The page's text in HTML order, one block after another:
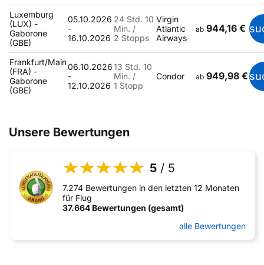
Luxemburg
(LUX) -
Gaborone
(GBE)
05.10.2026
-
16.10.2026
24 Std. 10
Min. /
2 Stopps
Virgin
Atlantic
Airways
ab 944,16 €
Frankfurt/Main
(FRA) -
Gaborone
(GBE)
06.10.2026
-
12.10.2026
13 Std. 10
Min. /
1 Stopp
Condor ab 949,98 €
Unsere Bewertungen
5 / 5
7.274 Bewertungen in den letzten 12 Monaten
für Flug
37.664 Bewertungen (gesamt)
alle Bewertungen